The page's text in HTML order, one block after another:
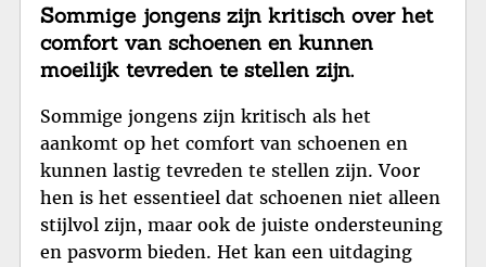
Sommige jongens zijn kritisch over het
comfort van schoenen en kunnen
moeilijk tevreden te stellen zijn.
Sommige jongens zijn kritisch als het
aankomt op het comfort van schoenen en
kunnen lastig tevreden te stellen zijn. Voor
hen is het essentieel dat schoenen niet alleen
stijlvol zijn, maar ook de juiste ondersteuning
en pasvorm bieden. Het kan een uitdaging